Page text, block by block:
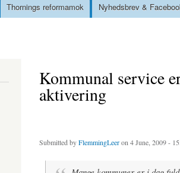
Thornings reformamok Nyhedsbrev &
Kommunal service
aktivering
Submitted byFlemmingLeeron 4 June, 2009 -